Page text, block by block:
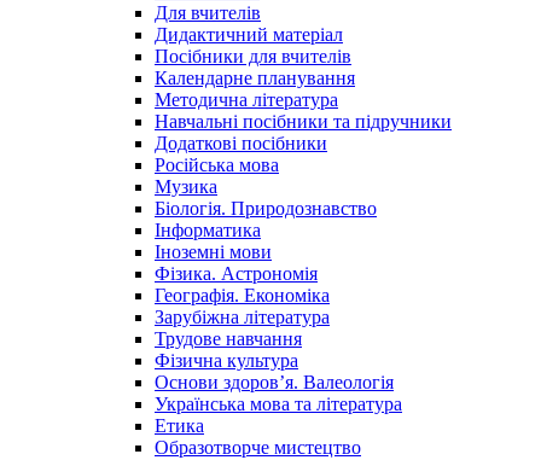
Для вчителів
Дидактичний матеріал
Посібники для вчителів
Календарне планування
Методична література
Навчальні посібники та підручники
Додаткові посібники
Російська мова
Музика
Біологія. Природознавство
Інформатика
Іноземні мови
Фізика. Астрономія
Географія. Економіка
Зарубіжна література
Трудове навчання
Фізична культура
Основи здоров’я. Валеологія
Українська мова та література
Етика
Образотворче мистецтво